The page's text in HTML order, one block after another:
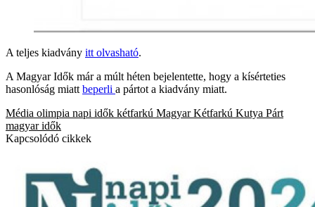
A teljes kiadvány itt olvasható.
A Magyar Idők már a múlt héten bejelentette, hogy a kísérteties
hasonlóság miatt beperli a pártot a kiadvány miatt.
Média olimpia napi idők kétfarkú Magyar Kétfarkú Kutya Párt
magyar idők
Kapcsolódó cikkek